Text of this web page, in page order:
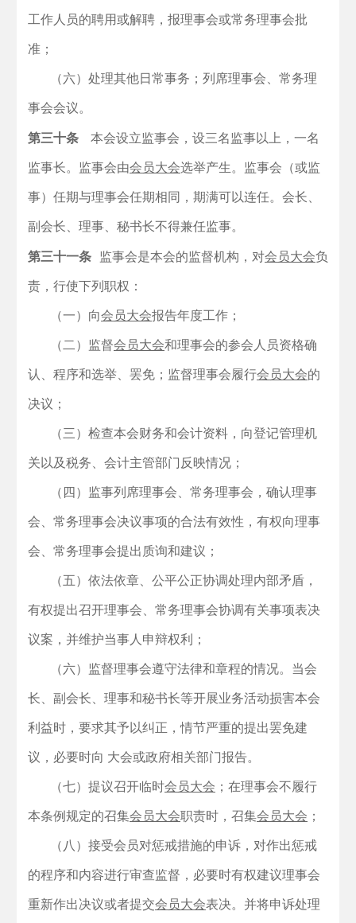
工作人员的聘用或解聘，报理事会或常务理事会批
准；
（六）处理其他日常事务； 列席理事会、常务理
事会会议。
第三十条 本会设立监事会，设三名监事以上，一名
监事长。监事会由会员大会选举产生。监事会（或监
事）任期与理事会任期相同，期满可以连任。 会长、
副会长、理事、秘书长不得兼任监事。
第三十一条 监事会是本会的监督机构，对会员大会负
责，行使下列职权：
（一）向会员大会报告年度工作；
（二）监督会员大会和理事会的参会人员资格确
认、程序和选举、罢免；监督理事会履行会员大会的
决议；
（三）检查本会财务和会计资料，向登记管理机
关以及税务、会计主管部门反映情况；
（四）监事列席理事会、常务理事会，确认理事
会、常务理事会决议事项的合法有效性，有权向理事
会、常务理事会提出质询和建议；
（五）依法依章、公平公正协调处理内部矛盾，
有权提出召开理事会、常务理事会协调有关事项表决
议案，并维护当事人申辩权利；
（六）监督理事会遵守法律和章程的情况。当会
长、副会长、理事和秘书长等开展业务活动损害本会
利益时，要求其予以纠正，情节严重的提出罢免建
议，必要时向 大会或政府相关部门报告。
（七）提议召开临时会员大会 ；在理事会不履行
本条例规定的召集会员大会职责时，召集会员大会 ；
（八）接受会员对惩戒措施的申诉，对作出惩戒
的程序和内容进行审查监督，必要时有权建议理事会
重新作出决议或者提交会员大会表决。并将申诉处理